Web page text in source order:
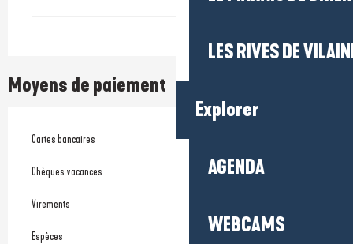
LES RIVES DE
Explorer
AGENDA
WEBCAMS
Moyens de paiement
Cartes bancaires
Chèques vacances
Virements
Espèces